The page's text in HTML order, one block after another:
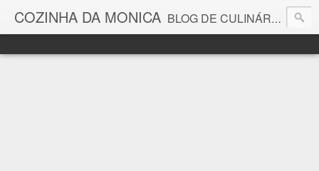
COZINHA DA MONICA BLOG DE CULINÁRIA E GASTRONOMIA COM RECEITAS, DICAS, CURIOSIDADES GASTRONÔMICAS E MUITO MAIS.